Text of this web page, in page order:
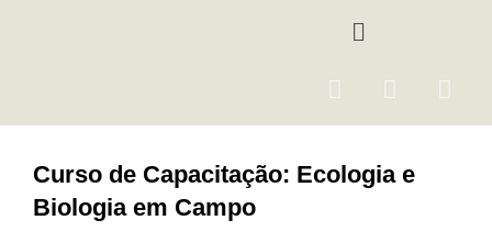
Menu
F
e
b
I
t
a
Y
Curso de Capacitação: Ecologia e
Biologia em Campo